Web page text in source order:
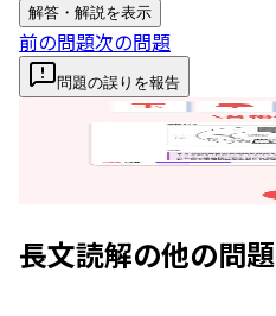
解答・解説を表示
前の問題次の問題
問題の誤りを報告
長文読解の他の問題